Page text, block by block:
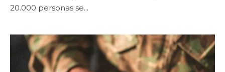
20.000 personas se...